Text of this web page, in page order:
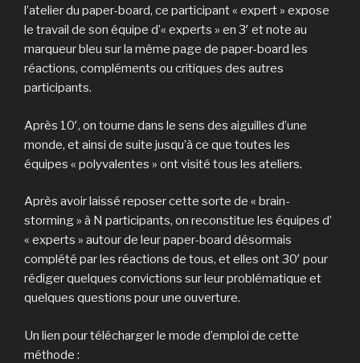
l’atelier du paper-board, ce participant « expert » expose
le travail de son équipe d’« experts » en 3′ et note au
marqueur bleu sur la même page de paper-board les
réactions, compléments ou critiques des autres
participants.
Après 10′, on tourne dans le sens des aiguilles d’une
monde, et ainsi de suite jusqu’à ce que toutes les
équipes « polyvalentes » ont visité tous les ateliers.
Après avoir laissé reposer cette sorte de « brain-
storming » à N participants, on reconstitue les équipes d’
« experts » autour de leur paper-board désormais
complété par les réactions de tous, et elles ont 30′ pour
rédiger quelques convictions sur leur problématique et
quelques questions pour une ouverture.
Un lien pour télécharger le mode d’emploi de cette
méthode :